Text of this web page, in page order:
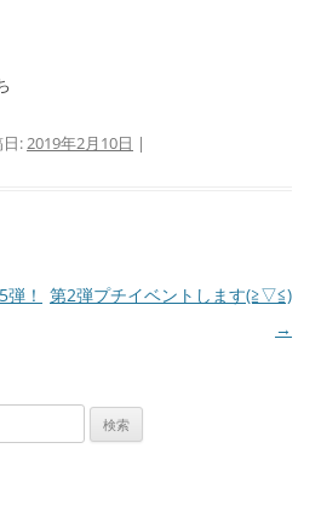
:2019年2月10日 |
！
第2弾プチイベントします(≧▽≦)
→